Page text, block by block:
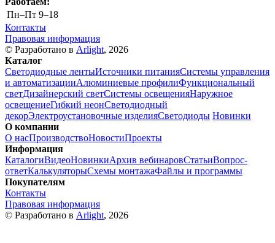
Пн–Пт 9–18
Контакты
Правовая информация
© Разработано в Arlight, 2026
Каталог
Светодиодные лентыИсточники питанияСистемы управления
и автоматизацииАлюминиевые профилиФункциональный
светДизайнерский светСистемы освещенияНаружное
освещениеГибкий неонСветодиодный
декорЭлектроустановочные изделияСветодиоды Новинки
О компании
О насПроизводствоНовостиПроекты
Информация
КаталогиВидеоНовинкиАрхив вебинаровСтатьиВопрос-
ответКалькуляторыСхемы монтажаФайлы и программы
Покупателям
Контакты
Правовая информация
© Разработано в Arlight, 2026